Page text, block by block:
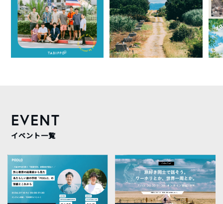
EVENT
イベント一覧